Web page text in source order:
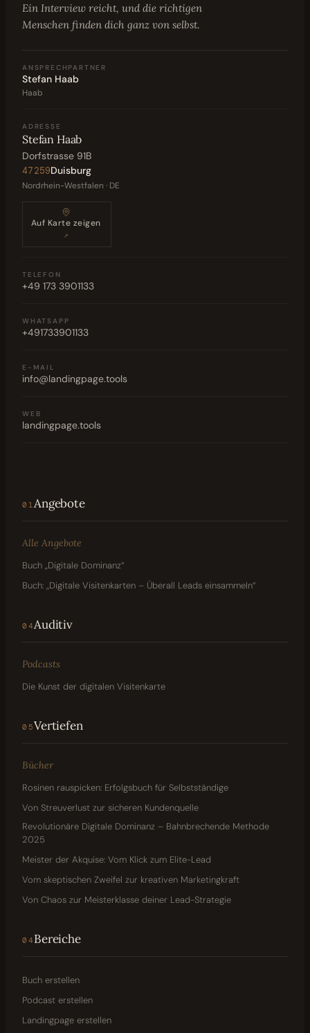
Ein Interview reicht, und die richtigen
Menschen finden dich ganz von selbst.
ANSPRECHPARTNER
Stefan Haab
Haab
ADRESSE
Stefan Haab
Dorfstrasse 91B
47259Duisburg
Nordrhein-Westfalen · DE
Auf Karte zeigen
↗
TELEFON
+49 173 3901133
WHATSAPP
+491733901133
E-MAIL
info@landingpage.tools
WEB
landingpage.tools
01Angebote
Alle Angebote
Buch „Digitale Dominanz“
Buch: „Digitale Visitenkarten – Überall Leads einsammeln“
04Auditiv
Podcasts
Die Kunst der digitalen Visitenkarte
05Vertiefen
Bücher
Rosinen rauspicken: Erfolgsbuch für Selbstständige
Von Streuverlust zur sicheren Kundenquelle
Revolutionäre Digitale Dominanz – Bahnbrechende Methode
2025
Meister der Akquise: Vom Klick zum Elite-Lead
Vom skeptischen Zweifel zur kreativen Marketingkraft
Von Chaos zur Meisterklasse deiner Lead-Strategie
04Bereiche
Buch erstellen
Podcast erstellen
Landingpage erstellen